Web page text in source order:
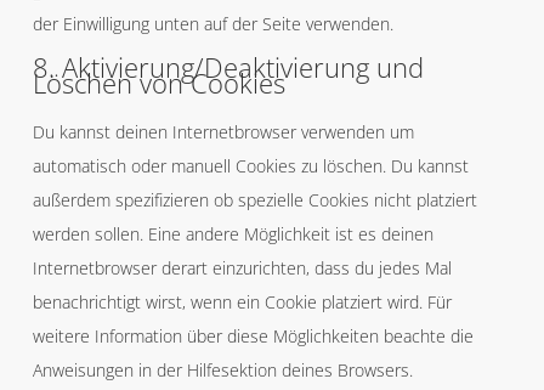
der Einwilligung unten auf der Seite verwenden.
8. Aktivierung/Deaktivierung und
Löschen von Cookies
Du kannst deinen Internetbrowser verwenden um
automatisch oder manuell Cookies zu löschen. Du kannst
außerdem spezifizieren ob spezielle Cookies nicht platziert
werden sollen. Eine andere Möglichkeit ist es deinen
Internetbrowser derart einzurichten, dass du jedes Mal
benachrichtigt wirst, wenn ein Cookie platziert wird. Für
weitere Information über diese Möglichkeiten beachte die
Anweisungen in der Hilfesektion deines Browsers.